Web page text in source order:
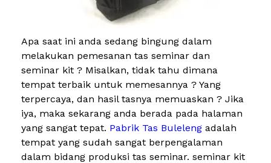
Apa saat ini anda sedang bingung dalam
melakukan pemesanan tas seminar dan
seminar kit ? Misalkan, tidak tahu dimana
tempat terbaik untuk memesannya ? Yang
terpercaya, dan hasil tasnya memuaskan ? Jika
iya, maka sekarang anda berada pada halaman
yang sangat tepat. Pabrik Tas Buleleng adalah
tempat yang sudah sangat berpengalaman
dalam bidang produksi tas seminar. seminar kit